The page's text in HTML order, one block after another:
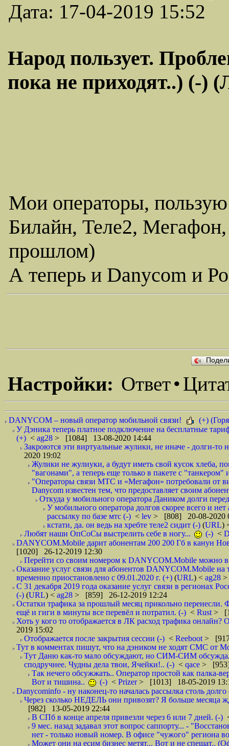
Дата: 17-04-2019 15:52
Народ пользует.
пока не приходят..) (-)
Мои операторы,
Билайн, Теле2,
прошлом)
А теперь и Danycom и
Настройки: Ответ•
DANYCOM – новый оператор мобильной связи!
(+)
У Дэника теперь платное подключение на бесплатные
(+) < ag28 > [1084] 13-08-2020 14:44
Закроются эти виртуальные жулики, не иначе - долги-то
2020 19:02
Жулики не жулиуки, а будут иметь свой кусок хлеба,
"вагонами", а теперь еще только в пакете с
"Операторы связи МТС и «Мегафон» потребовали от
Danycom известен тем, что предоставляет своим
Откуда у мобильного оператора Даником долги
У мобильного оператора долгов скорее всего и
рассылку по базе мтс (-) < lev > [808] 20-08-2020
кстати, да. он ведь на хребте теле2 сидит (-) (URL)
Любят наши ОпСоСы выстрелить себе в ногу...
(-) <
DANYCOM.Mobile дарит абонентам 200 200 Гб в канун
[1020] 26-12-2019 12:30
Перейти со своим номером к DANYCOM.Mobile можно в
Оказание услуг связи для абонентов DANYCOM.Mobile
временно приостановлено с 09.01.2020 г. (+) (URL) < ag28 >
С 31 декабря 2019 года оказание услуг связи в регионах
(-) (URL) < ag28 > [859] 26-12-2019 12:24
Остатки трафика за прошлый месяц прикольно
ещё и гиги в минуты все перевёл и потратил. (-) < Rust >
Хоть у кого то отображается в ЛК расход трафика
2019 15:02
Отображается после закрытия сессии (-) < Reeboot >
Тут в комментах пишут, что на дэником не ходят СМС от
Тут Даню как-то мало обсуждают, но СИМ-СИМ
сподручнее. Чудны дела твои, Ячейки!.. (-) < qace > [953]
Так нечего обсужжать.. Оператор простой как палка-
Вот и тишина..
(-) < Prizer> [1013] 18-05-2019
Danycominfo - ну наконец-то началась рассылка столь
Через сколько НЕДЕЛЬ они привозят? Я больше месяца
[982] 13-05-2019 22:44
В СПб в конце апреля привезли через 6 или 7 дней. (-)
9 мес. назад задавал этот вопрос саппорту... -
нет - только новый номер. В офисе "чужого" региона
Может они на есим бизнес метят... Вот и не спешат..